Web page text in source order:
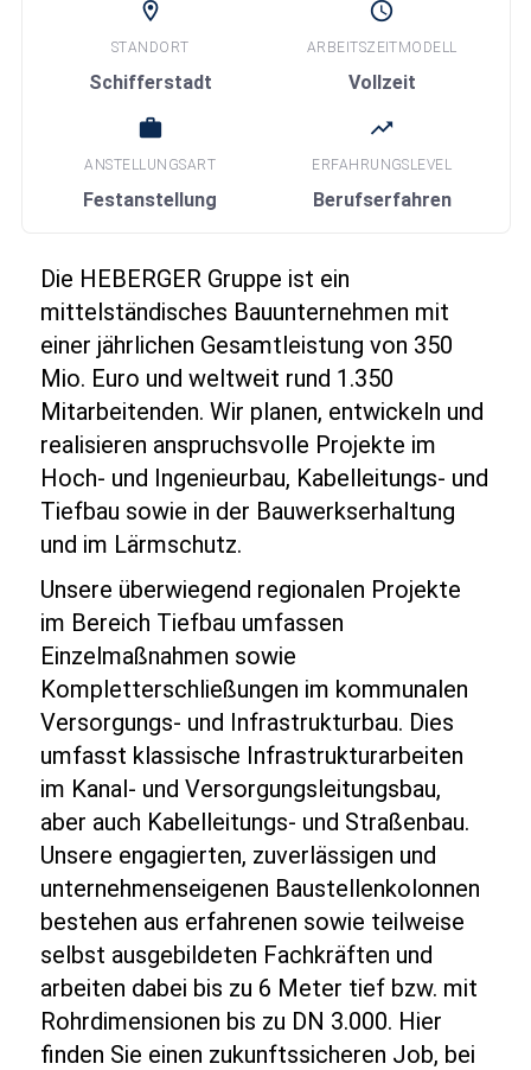
location_on
STANDORT
Schifferstadt
schedule
ARBEITSZEITMODELL
Vollzeit
work
ANSTELLUNGSART
Festanstellung
trending_up
ERFAHRUNGSLEVEL
Berufserfahren
Die HEBERGER Gruppe ist ein
mittelständisches Bauunternehmen mit
einer jährlichen Gesamtleistung von 350
Mio. Euro und weltweit rund 1.350
Mitarbeitenden. Wir planen, entwickeln und
realisieren anspruchsvolle Projekte im
Hoch‑ und Ingenieurbau, Kabelleitungs‑ und
Tiefbau sowie in der Bauwerkserhaltung
und im Lärmschutz.
Unsere überwiegend regionalen Projekte
im Bereich Tiefbau umfassen
Einzelmaßnahmen sowie
Kompletterschließungen im kommunalen
Versorgungs- und Infrastrukturbau. Dies
umfasst klassische Infrastrukturarbeiten
im Kanal- und Versorgungsleitungsbau,
aber auch Kabelleitungs- und Straßenbau.
Unsere engagierten, zuverlässigen und
unternehmenseigenen Baustellenkolonnen
bestehen aus erfahrenen sowie teilweise
selbst ausgebildeten Fachkräften und
arbeiten dabei bis zu 6 Meter tief bzw. mit
Rohrdimensionen bis zu DN 3.000. Hier
finden Sie einen zukunftssicheren Job, bei